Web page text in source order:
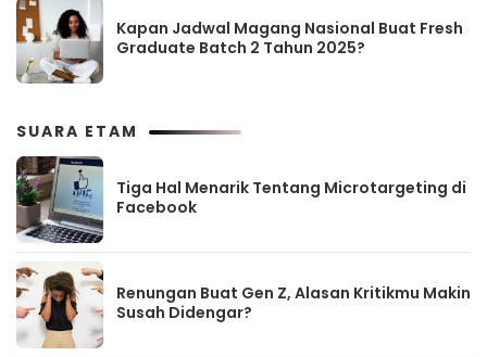
Kapan Jadwal Magang Nasional Buat Fresh
Graduate Batch 2 Tahun 2025?
SUARA ETAM
Tiga Hal Menarik Tentang Microtargeting di
Facebook
Renungan Buat Gen Z, Alasan Kritikmu Makin
Susah Didengar?